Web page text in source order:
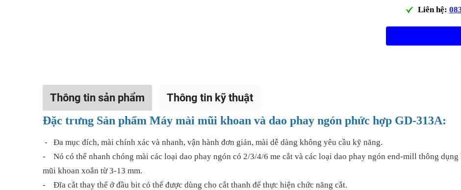
Liên hệ:
Thông tin sản phẩm Thông tin kỹ thuật
Đặc trưng Sản phẩm Máy mài mũi khoan và dao phay ngón phức hợp GD-313A:
- Đa mục đích, mài chính xác và nhanh, vận hành đơn giản, mài dễ dàng không yêu cầu kỹ năng.
- Nó có thể nhanh chóng mài các loại dao phay ngón có 2/3/4/6 me cắt và các loại dao phay ngón end-mill thông dụng
mũi khoan xoắn từ 3-13 mm.
- Đĩa cắt thay thế ở đầu bit có thể được dùng cho cắt thanh để thực hiện chức năng cắt.